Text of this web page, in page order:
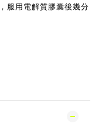
服用電解質膠囊後幾分